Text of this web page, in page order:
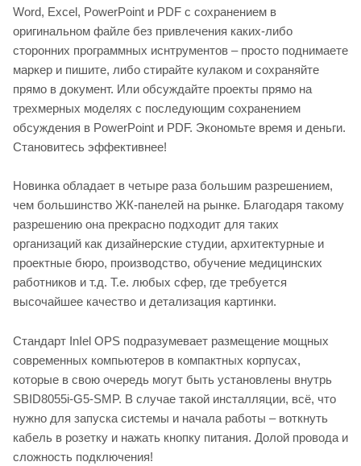
Word, Excel, PowerPoint и PDF с сохранением в
оригинальном файле без привлечения каких-либо
сторонних программных иснтрументов – просто поднимаете
маркер и пишите, либо стирайте кулаком и сохраняйте
прямо в документ. Или обсуждайте проекты прямо на
трехмерных моделях с последующим сохранением
обсуждения в PowerPoint и PDF. Экономьте время и деньги.
Становитесь эффективнее!
Новинка обладает в четыре раза большим разрешением,
чем большинство ЖК-панелей на рынке. Благодаря такому
разрешению она прекрасно подходит для таких
организаций как дизайнерские студии, архитектурные и
проектные бюро, производство, обучение медицинских
работников и т.д. Т.е. любых сфер, где требуется
высочайшее качество и детализация картинки.
Стандарт InIel OPS подразумевает размещение мощных
современных компьютеров в компактных корпусах,
которые в свою очередь могут быть установлены внутрь
SBID8055i-G5-SMP. В случае такой инсталляции, всё, что
нужно для запуска системы и начала работы – воткнуть
кабель в розетку и нажать кнопку питания. Долой провода и
сложность подключения!